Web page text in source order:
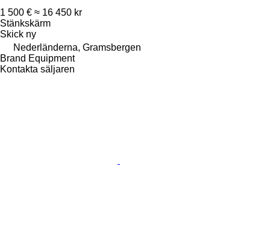
1 500 € ≈ 16 450 kr
Stänkskärm
Skick ny
Nederländerna, Gramsbergen
Brand Equipment
Kontakta säljaren